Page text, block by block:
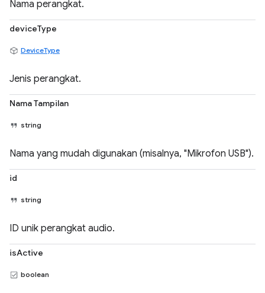
Nama perangkat.
deviceType
DeviceType
Jenis perangkat.
Nama Tampilan
string
Nama yang mudah digunakan (misalnya, "Mikrofon USB").
id
string
ID unik perangkat audio.
isActive
boolean